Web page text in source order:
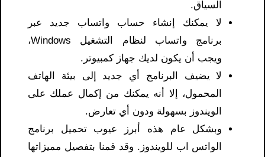
السياق.
لا يمكنك إنشاء حساب واتساب جديد عبر
برنامج واتساب لنظام التشغيل Windows،
ويجب أن يكون لديك جهاز كمبيوتر.
لا يضيف البرنامج أي جديد إلى بيئة الهاتف
المحمول، إلا أنه يمكنك من إكمال عملك على
الويندوز بسهولة ودون أي تعارض.
وبشكل عام هذه أبرز عيوب تحميل برنامج
الواتس اب للويندوز. وقد قمنا بتفصيل مميزاتها